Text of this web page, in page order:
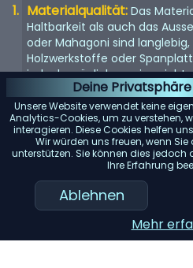
Deine
Unsere Website verwendet keine
Analytics-Cookies, um zu verstehen,
interagieren. Diese Cookies helfen
Wir würden uns freuen, wenn Sie
unterstützen. Sie können dies
Ihre Erfahrung
Ablehnen
Mehr
Materialqualität: Das
Haltbarkeit als auch das
oder Mahagoni sind
Holzwerkstoffe oder
jedoch möglicherweise nicht
Größe und Stauraum:
Sie benötigen und wie viel
Verfügung steht. Messen Sie
Kommode aufstellen
Konstruktion der
Schubladen mit
diese stabiler sind.